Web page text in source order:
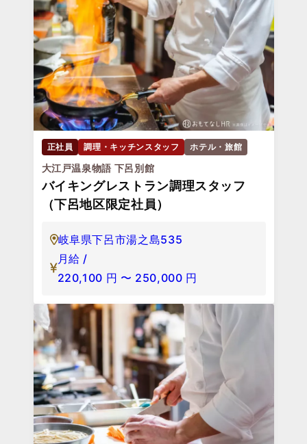
正社員 調理・キッチンスタッフ ホテル・旅館
大江戸温泉物語 下呂別館
バイキングレストラン調理スタッフ
（下呂地区限定社員）
岐阜県下呂市湯之島535
月給 /
220,100 円 〜 250,000 円